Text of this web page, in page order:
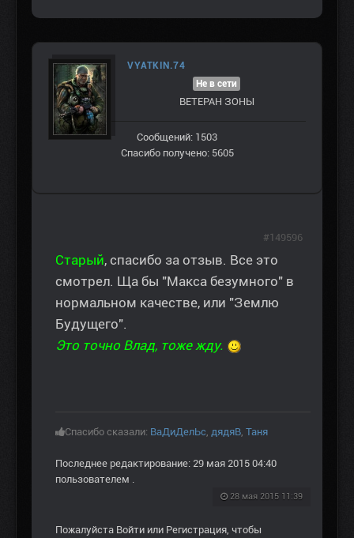
VYATKIN.74
Не в сети
ВЕТЕРАН ЗOНЫ
Сообщений: 1503
Спасибо получено: 5605
Старый, спасибо за отзыв. Все это
смотрел. Ща бы "Макса безумного" в
нормальном качестве, или "Землю
Будущего".
Это точно Влад, тоже жду.
Спасибо сказали: ВаДиДелЬс дядяВ Таня
Последнее редактирование: 29 мая 2015 04:40
пользователем
28 мая 2015 11:39
#149596
Пожалуйста Войти или Регистрация , чтобы